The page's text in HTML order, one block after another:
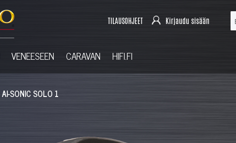
Kirjaudu sisään
TILAUSOHJEET
VENEESEEN CARAVAN HIFI.FI
AI-SONIC SOLO 1